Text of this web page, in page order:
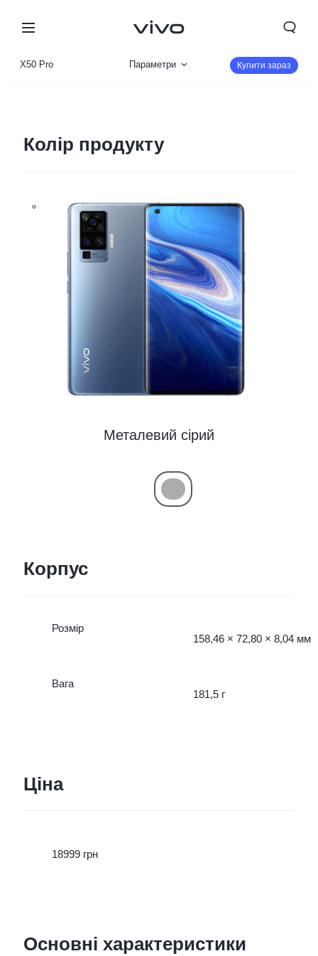
X50 Pro Параметри Купити зараз
Колір продукту
Металевий сірий
Корпус
Розмір
158,46 × 72,80 × 8,04 мм
Вага
181,5 г
Ціна
18999 грн
Основні характеристики